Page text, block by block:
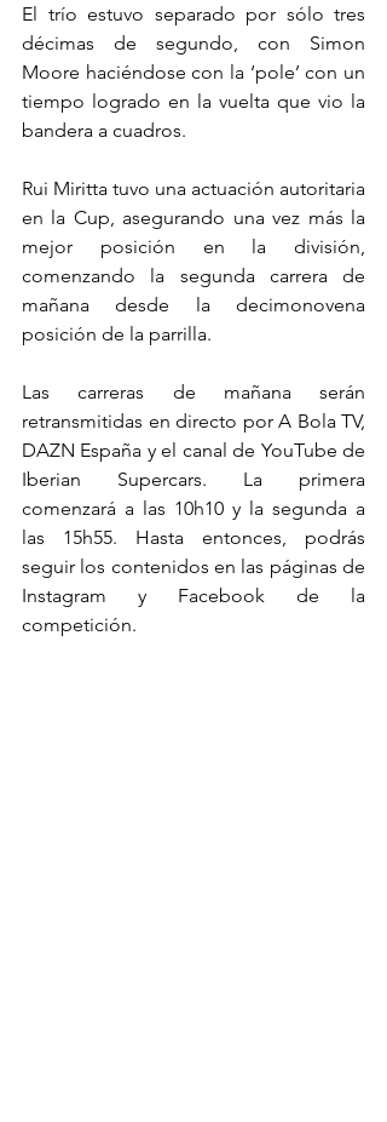
El trío estuvo separado por sólo tres
décimas de segundo, con Simon
Moore haciéndose con la ‘pole’ con un
tiempo logrado en la vuelta que vio la
bandera a cuadros.
Rui Miritta tuvo una actuación autoritaria
en la Cup, asegurando una vez más la
mejor posición en la división,
comenzando la segunda carrera de
mañana desde la decimonovena
posición de la parrilla.
Las carreras de mañana serán
retransmitidas en directo por A Bola TV,
DAZN España y el canal de YouTube de
Iberian Supercars. La primera
comenzará a las 10h10 y la segunda a
las 15h55. Hasta entonces, podrás
Instagram y Facebook de la
competición.